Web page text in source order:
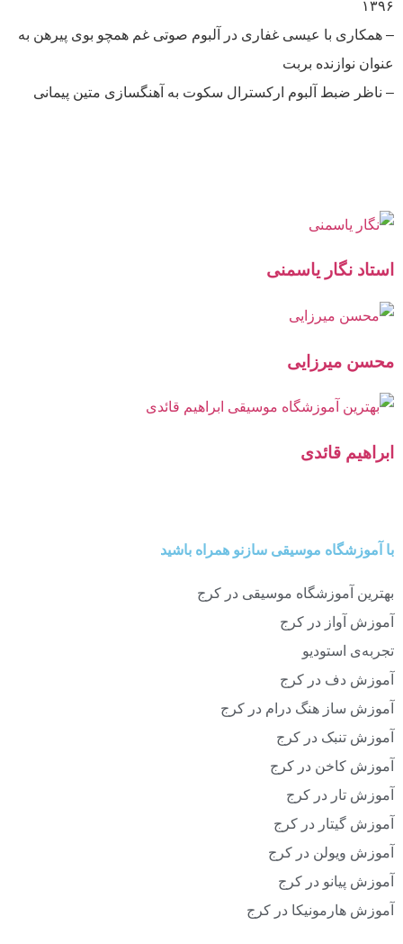
۱۳۹۶
– همکاری با عیسی غفاری در آلبوم صوتی غم همچو بوی پیرهن به
عنوان نوازنده بربت
– ناظر ضبط آلبوم ارکسترال سکوت به آهنگسازی متین پیمانی
استاد نگار یاسمنی
محسن میرزایی
ابراهیم قائدی
با آموزشگاه موسیقی سازنو همراه باشید
بهترین آموزشگاه موسیقی در کرج
آموزش آواز در کرج
تجربه‌ی استودیو
آموزش دف در کرج
آموزش ساز هنگ درام در کرج
آموزش تنبک در کرج
آموزش کاخن در کرج
آموزش تار در کرج
آموزش گیتار در کرج
آموزش ویولن در کرج
آموزش پیانو در کرج
آموزش هارمونیکا در کرج